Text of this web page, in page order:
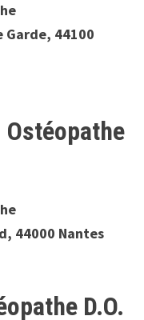
Garde, 44100
44000 Nantes
D.O.